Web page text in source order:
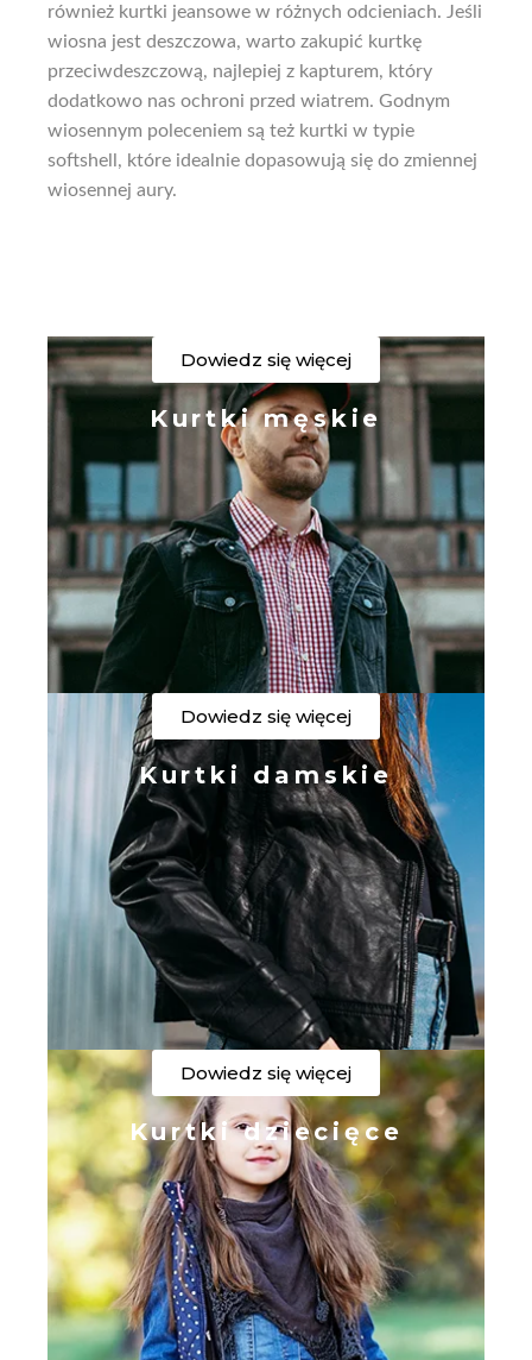
również kurtki jeansowe w różnych odcieniach. Jeśli
wiosna jest deszczowa, warto zakupić kurtkę
przeciwdeszczową, najlepiej z kapturem, który
dodatkowo nas ochroni przed wiatrem. Godnym
wiosennym poleceniem są też kurtki w typie
softshell, które idealnie dopasowują się do zmiennej
wiosennej aury.
Dowiedz się więcej
Kurtki męskie
Dowiedz się więcej
Kurtki damskie
Dowiedz się więcej
Kurtki dziecięce